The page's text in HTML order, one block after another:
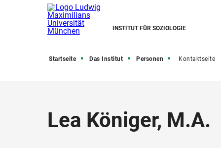
INSTITUT FÜR SOZIOLOGIE
Startseite Das Institut Personen Kontaktseite
Lea Königer, M.A.